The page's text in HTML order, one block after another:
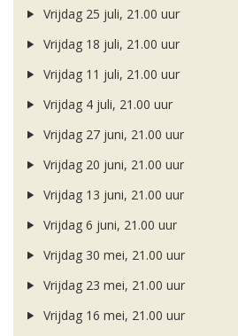
Vrijdag 25 juli, 21.00 uur
Vrijdag 18 juli, 21.00 uur
Vrijdag 11 juli, 21.00 uur
Vrijdag 4 juli, 21.00 uur
Vrijdag 27 juni, 21.00 uur
Vrijdag 20 juni, 21.00 uur
Vrijdag 13 juni, 21.00 uur
Vrijdag 6 juni, 21.00 uur
Vrijdag 30 mei, 21.00 uur
Vrijdag 23 mei, 21.00 uur
Vrijdag 16 mei, 21.00 uur